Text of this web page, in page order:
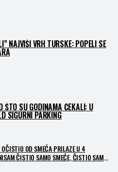
NAJVIŠI VRH TURSKE: POPELI SE
ŠTO SU GODINAMA ČEKALI: U
SIGURNI PARKING
OD SMEĆA PRILAZE U 4
ČISTIO SAMO SMEĆE, ČISTIO SAM